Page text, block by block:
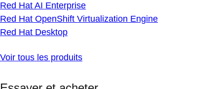
Red Hat AI Enterprise
Red Hat OpenShift Virtualization Engine
Red Hat Desktop
Voir tous les produits